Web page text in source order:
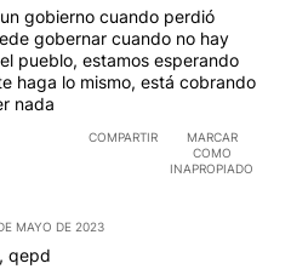
gobierno cuando perdió
gobernar cuando no hay
pueblo, estamos esperando
haga lo mismo, está cobrando
nada
COMPARTIR
MARCAR
COMO
INAPROPIADO
MAYO DE 2023
qepd